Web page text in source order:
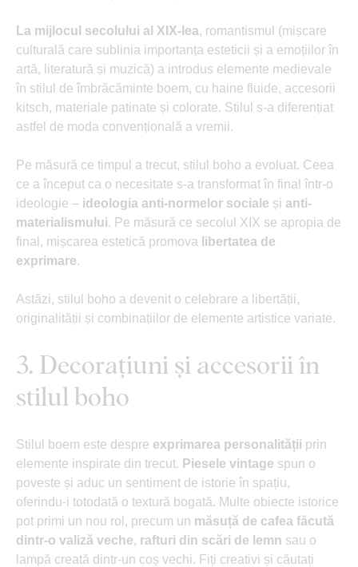
La mijlocul secolului al XIX-lea, romantismul (mișcare
culturală care sublinia importanța esteticii și a emoțiilor în
artă, literatură și muzică) a introdus elemente medievale
în stilul de îmbrăcăminte boem, cu haine fluide, accesorii
kitsch, materiale patinate și colorate. Stilul s-a diferențiat
astfel de moda convențională a vremii.
Pe măsură ce timpul a trecut, stilul boho a evoluat. Ceea
ce a început ca o necesitate s-a transformat în final într-o
ideologie – ideologia anti-normelor sociale și anti-
materialismului. Pe măsură ce secolul XIX se apropia de
final, mișcarea estetică promova libertatea de
exprimare.
Astăzi, stilul boho a devenit o celebrare a libertății,
originalității și combinațiilor de elemente artistice variate.
3. Decorațiuni și accesorii în
stilul boho
Stilul boem este despre exprimarea personalității prin
elemente inspirate din trecut. Piesele vintage spun o
poveste și aduc un sentiment de istorie în spațiu,
oferindu-i totodată o textură bogată. Multe obiecte istorice
pot primi un nou rol, precum un măsuță de cafea făcută
dintr-o valiză veche, rafturi din scări de lemn sau o
lampă creată dintr-un coș vechi. Fiți creativi și căutați